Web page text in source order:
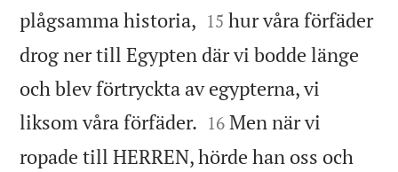
plågsamma historia, 

15 hur våra förfäder
drog ner till Egypten där vi bodde länge
och blev förtryckta av egypterna, vi
liksom våra förfäder. 

16 Men när vi
ropade till HERREN, hörde han oss och